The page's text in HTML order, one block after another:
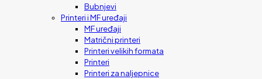
Bubnjevi
Printeri i MF uređaji
MF uređaji
Matrični printeri
Printeri velikih formata
Printeri
Printeri za naljepnice